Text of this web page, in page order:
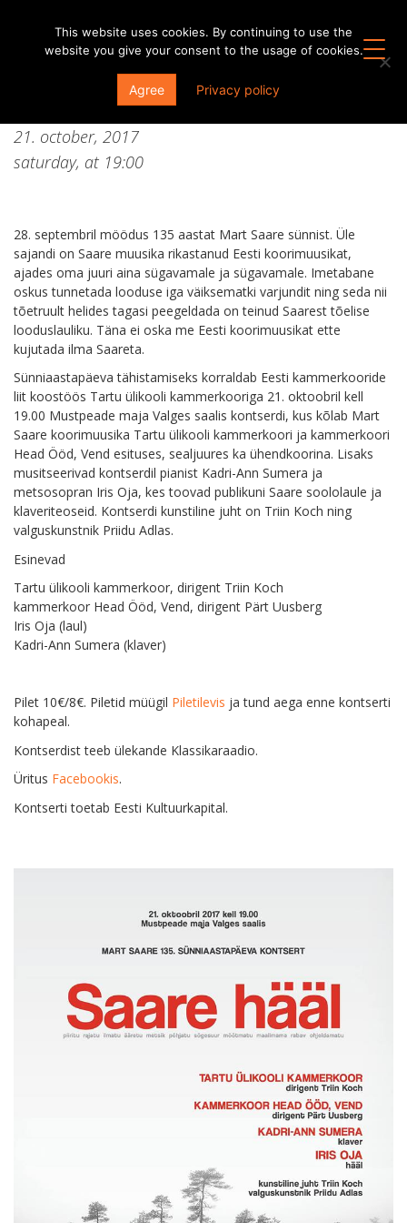
Mart Saar 135. Kontsert “Saare hääl”
Mustpeade majas
21. october, 2017
saturday, at 19:00
28. septembril möödus 135 aastat Mart Saare sünnist. Üle
sajandi on Saare muusika rikastanud Eesti koorimuusikat,
ajades oma juuri aina sügavamale ja sügavamale. Imetabane
oskus tunnetada looduse iga väiksematki varjundit ning seda nii
tõetruult helides tagasi peegeldada on teinud Saarest tõelise
looduslauliku. Täna ei oska me Eesti koorimuusikat ette
kujutada ilma Saareta.
Sünniaastapäeva tähistamiseks korraldab Eesti kammerkooride
liit koostöös Tartu ülikooli kammerkooriga 21. oktoobril kell
19.00 Mustpeade maja Valges saalis kontserdi, kus kõlab Mart
Saare koorimuusika Tartu ülikooli kammerkoori ja kammerkoori
Head Ööd, Vend esituses, sealjuures ka ühendkoorina. Lisaks
musitseerivad kontserdil pianist Kadri-Ann Sumera ja
metsosopran Iris Oja, kes toovad publikuni Saare soololaule ja
klaveriteoseid. Kontserdi kunstiline juht on Triin Koch ning
valguskunstnik Priidu Adlas.
Esinevad
Tartu ülikooli kammerkoor, dirigent Triin Koch
kammerkoor Head Ööd, Vend, dirigent Pärt Uusberg
Iris Oja (laul)
Kadri-Ann Sumera (klaver)
Pilet 10€/8€. Piletid müügil Piletilevis ja tund aega enne kontserti
kohapeal.
Kontserdist teeb ülekande Klassikaraadio.
Üritus Facebookis.
Kontserti toetab Eesti Kultuurkapital.
This website uses cookies. By continuing to use the
website you give your consent to the usage of cookies.
Agree Privacy policy